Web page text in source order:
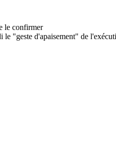
"geste d'apaisement" de